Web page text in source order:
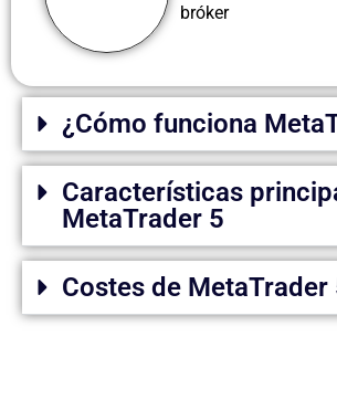
bróker
¿Cómo funciona
Características
MetaTrader 5
Costes de MetaTrader